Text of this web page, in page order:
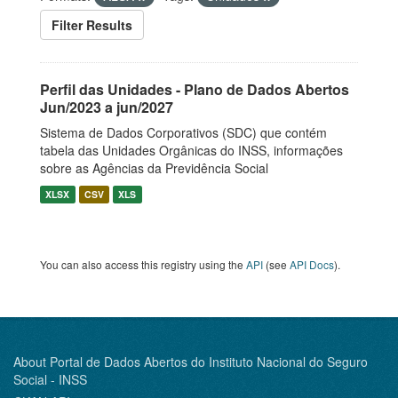
Filter Results
Perfil das Unidades - Plano de Dados Abertos
Jun/2023 a jun/2027
Sistema de Dados Corporativos (SDC) que contém
tabela das Unidades Orgânicas do INSS, informações
sobre as Agências da Previdência Social
XLSX CSV XLS
You can also access this registry using the API (see API Docs).
About Portal de Dados Abertos do Instituto Nacional do Seguro
Social - INSS